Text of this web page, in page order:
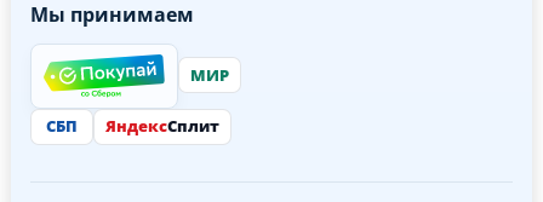
Мы принимаем
МИР
СБП ЯндексСплит